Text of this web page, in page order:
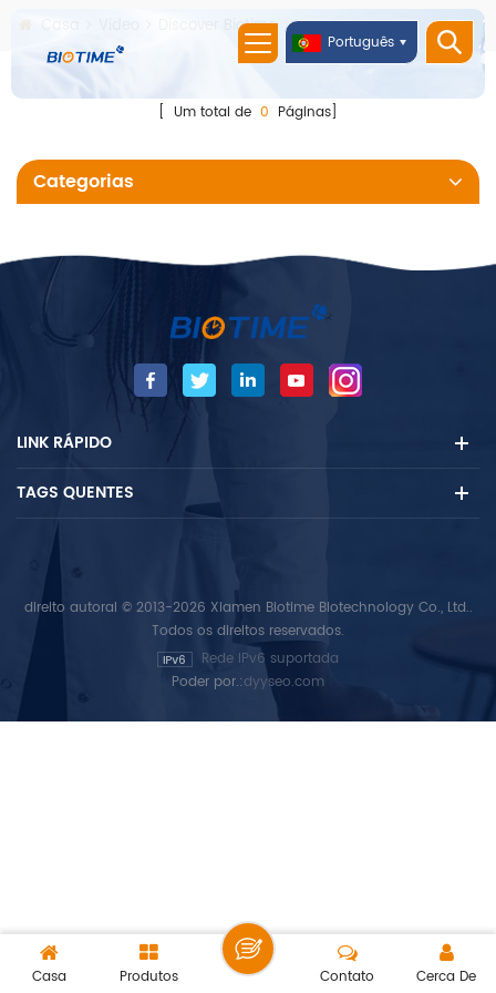
Português
Discover Biotime
[ Um total de 0 Páginas]
Categorias
LINK RÁPIDO
TAGS QUENTES
direito autoral © 2013-2026 Xiamen Biotime Biotechnology Co., Ltd..
Todos os direitos reservados.
Rede IPv6 suportada
Poder por.:dyyseo.com
Casa Produtos Cerca De
Contato